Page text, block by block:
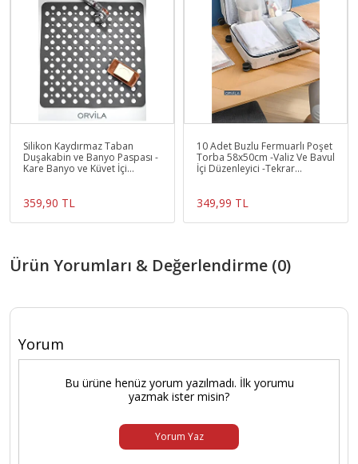
Silikon Kaydırmaz Taban
Duşakabin ve Banyo Paspası -
Kare Banyo ve Küvet İçi
359,90 TL
10 Adet Buzlu Fermuarlı Poşet
Torba 58x50cm -Valiz Ve Bavul
İçi Düzenleyici -Tekrar
349,99 TL
Ürün Yorumları & Değerlendirme (0)
Yorum
Bu ürüne henüz yorum yazılmadı. İlk yorumu
yazmak ister misin?
Yorum Yaz